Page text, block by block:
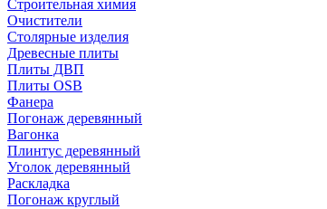
Строительная химия
Очистители
Столярные изделия
Древесные плиты
Плиты ДВП
Плиты OSB
Фанера
Погонаж деревянный
Вагонка
Плинтус деревянный
Уголок деревянный
Раскладка
Погонаж круглый